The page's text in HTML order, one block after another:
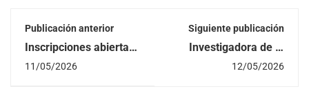
Publicación anterior
Inscripciones abiertas
al Taller de
actualización: La Serie
11/05/2026
Siguiente publicación
Investigadora de la
FIUNA presenta
trabajo sobre
12/05/2026